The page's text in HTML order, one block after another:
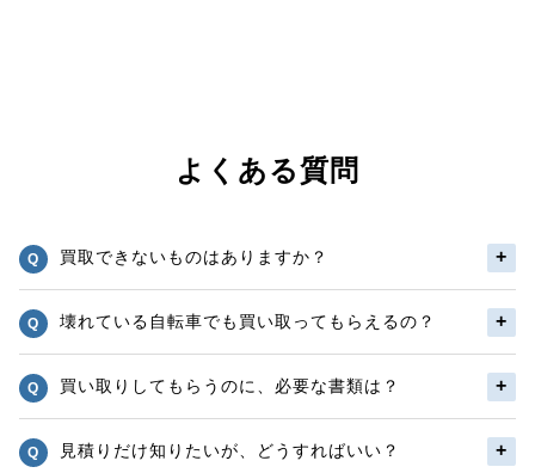
よくある質問
買取できないものはありますか？
壊れている自転車でも買い取ってもらえるの？
買い取りしてもらうのに、必要な書類は？
見積りだけ知りたいが、どうすればいい？